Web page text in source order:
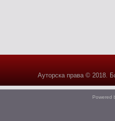
Ауторска права © 2018.
Powered